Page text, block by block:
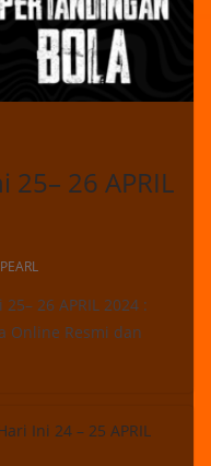
25– 26 APRIL
26 APRIL 2024 :
Online Resmi dan
Ini 24 – 25 APRIL